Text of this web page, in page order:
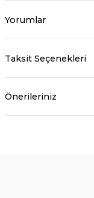
Yorumlar
Taksit Seçenekleri
Önerileriniz